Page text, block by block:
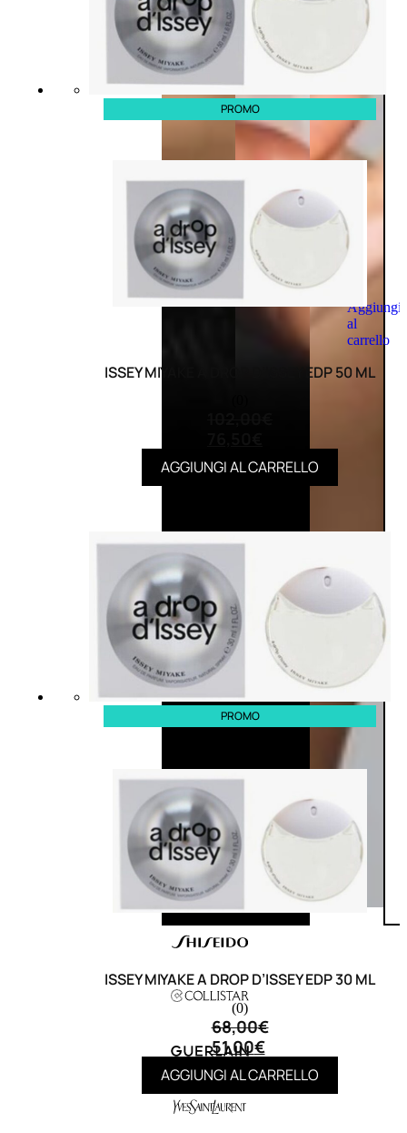
Aggiungi
al
carrello
PROMO
ISSEY MIYAKE A DROP D’ISSEY EDP 50 ML
AGGIUNGI AL CARRELLO
PROMO
ISSEY MIYAKE A DROP D’ISSEY EDP 30 ML
(0)
68,00€
51,00€
AGGIUNGI AL CARRELLO